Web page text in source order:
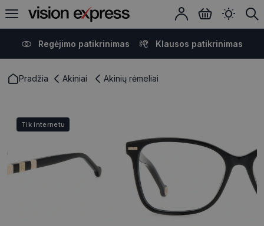
Regėjimo patikrinimas Klausos patikrinimas
Pradžia Akiniai Akinių rėmeliai
Tik internetu